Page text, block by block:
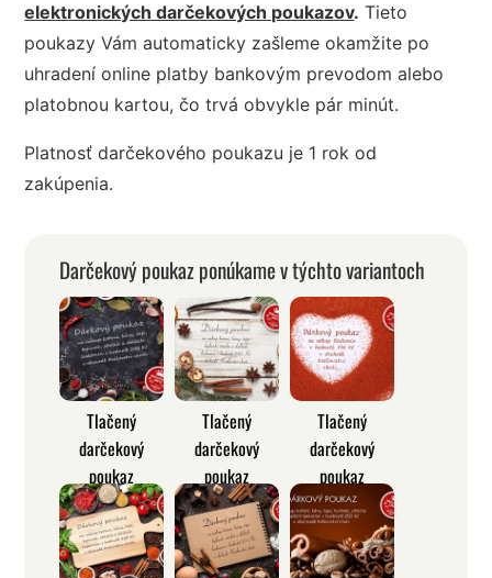
elektronických darčekových poukazov. Tieto
poukazy Vám automaticky zašleme okamžite po
uhradení online platby bankovým prevodom alebo
platobnou kartou, čo trvá obvykle pár minút.
Platnosť darčekového poukazu je 1 rok od
zakúpenia.
Darčekový poukaz ponúkame v týchto variantoch
Tlačený
darčekový
poukaz
Tlačený
darčekový
poukaz
Tlačený
darčekový
poukaz